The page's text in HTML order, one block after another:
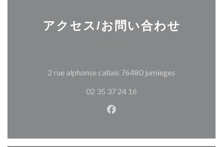
アクセス/お問い合わせ
2 rue alphonse callais 76480 jumieges
02 35 37 24 16
Facebook ((新しいウィン